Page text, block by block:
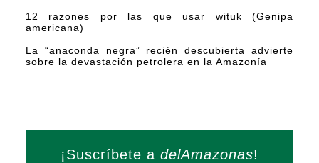
12 razones por las que usar wituk (Genipa
americana)
La “anaconda negra” recién descubierta advierte
sobre la devastación petrolera en la Amazonía
¡Suscríbete a delAmazonas!